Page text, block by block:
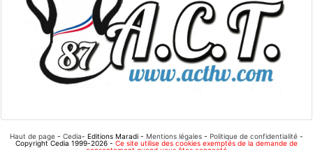
Haut de page - Cedia- Editions Maradi - Mentions légales - Politique de confidentialité -
Copyright Cedia 1999-2026 - Ce site utilise des cookies exemptés de la demande de